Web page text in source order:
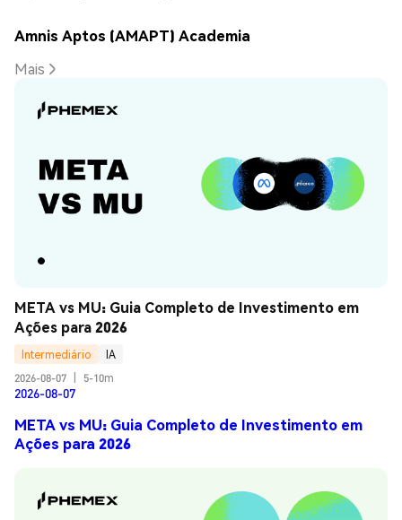
Amnis Aptos (AMAPT) Academia
Mais
META vs MU: Guia Completo de Investimento em
Ações para 2026
Intermediário
IA
2026-08-07
5-10m
2026-08-07
META vs MU: Guia Completo de Investimento em
Ações para 2026